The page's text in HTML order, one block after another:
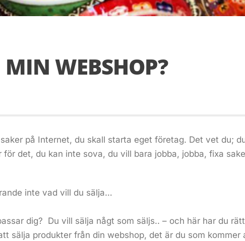
WEBSHOP?
på Internet, du skall starta eget företag. Det vet du;
det, du kan inte sova, du vill bara jobba, jobba, fixa
inte vad vill du sälja…
dig? Du vill sälja någt som säljs.. – och här har du
sälja produkter från din webshop, det är du som kommer